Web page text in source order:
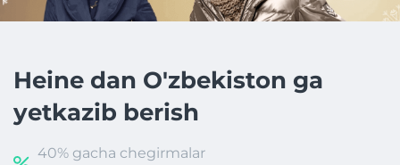
Heine dan O'zbekiston ga
yetkazib berish
40% gacha chegirmalar